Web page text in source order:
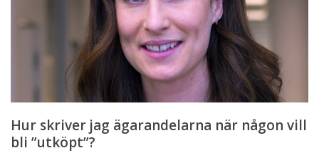
”utköpt”?
Hur skriver jag ägarandelarna när någon vill
bli ”utköpt”?